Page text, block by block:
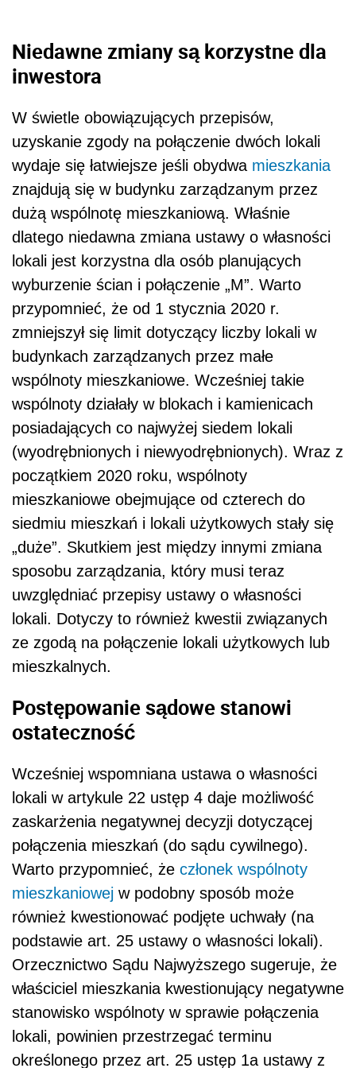
Niedawne zmiany są korzystne dla
inwestora
W świetle obowiązujących przepisów,
uzyskanie zgody na połączenie dwóch lokali
wydaje się łatwiejsze jeśli obydwa mieszkania
znajdują się w budynku zarządzanym przez
dużą wspólnotę mieszkaniową. Właśnie
dlatego niedawna zmiana ustawy o własności
lokali jest korzystna dla osób planujących
wyburzenie ścian i połączenie „M”. Warto
przypomnieć, że od 1 stycznia 2020 r.
zmniejszył się limit dotyczący liczby lokali w
budynkach zarządzanych przez małe
wspólnoty mieszkaniowe. Wcześniej takie
wspólnoty działały w blokach i kamienicach
posiadających co najwyżej siedem lokali
(wyodrębnionych i niewyodrębnionych). Wraz z
początkiem 2020 roku, wspólnoty
mieszkaniowe obejmujące od czterech do
siedmiu mieszkań i lokali użytkowych stały się
„duże”. Skutkiem jest między innymi zmiana
sposobu zarządzania, który musi teraz
uwzględniać przepisy ustawy o własności
lokali. Dotyczy to również kwestii związanych
ze zgodą na połączenie lokali użytkowych lub
mieszkalnych.
Postępowanie sądowe stanowi
ostateczność
Wcześniej wspomniana ustawa o własności
lokali w artykule 22 ustęp 4 daje możliwość
zaskarżenia negatywnej decyzji dotyczącej
połączenia mieszkań (do sądu cywilnego).
Warto przypomnieć, że członek wspólnoty
mieszkaniowej w podobny sposób może
również kwestionować podjęte uchwały (na
podstawie art. 25 ustawy o własności lokali).
Orzecznictwo Sądu Najwyższego sugeruje, że
właściciel mieszkania kwestionujący negatywne
stanowisko wspólnoty w sprawie połączenia
lokali, powinien przestrzegać terminu
określonego przez art. 25 ustęp 1a ustawy z